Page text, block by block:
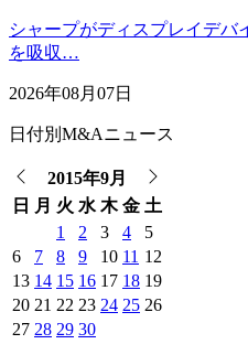
シャープがディスプレイデバ
を吸収…
2026年08月07日
日付別M&Aニュース
2015年9月
日
月 火 水 木 金 土
1
2 3 4
5
6
7 8 9 10 11 12
13 14 15 16 17 18 19
20 21 22 23 24 25 26
27 28 29 30